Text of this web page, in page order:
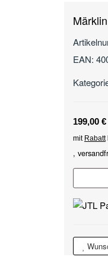
EAN:
199,00 €
mit Rabatt
,